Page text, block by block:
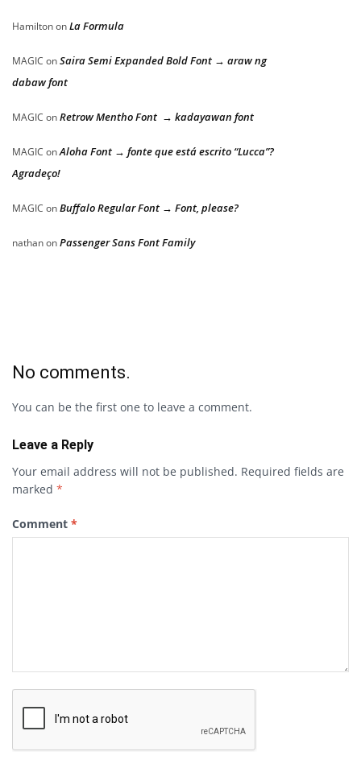
HamiltononLa Formula
MAGIC onSaira Semi Expanded Bold Font → araw ng
dabaw font
MAGIC onRetrow Mentho Font → kadayawan font
MAGIC onAloha Font → fonte que está escrito “Lucca”?
Agradeço!
MAGIC onBuffalo Regular Font → Font, please?
nathanonPassenger Sans Font Family
No comments.
You can be the first one to leave a comment.
Leave a Reply
Your email address will not be published. Required fields are
marked *
Comment *